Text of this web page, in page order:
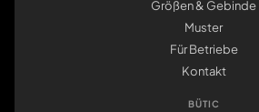
Größen & Gebinde
Muster
Für Betriebe
Kontakt
BÜTIC